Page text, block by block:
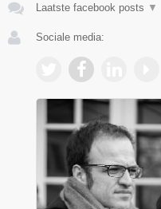
Laatste facebook posts ▼
Sociale media: